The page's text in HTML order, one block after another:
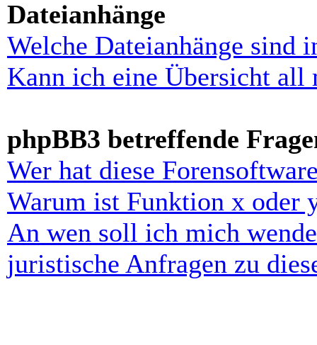
Dateianhänge
Welche Dateianhänge sind
Kann ich eine Übersicht all
phpBB3 betreffende
Wer hat diese
Warum ist Funktion x oder
An wen soll ich mich
juristische Anfragen zu